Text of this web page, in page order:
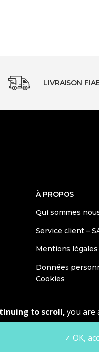
LIVRAISON
À PROPOS
Qui sommes
Service client –
Mentions légales
Données
Cookies
to scroll, you are
✓ OK,